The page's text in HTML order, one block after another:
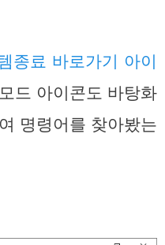
종료 바로가기 아이
드 아이콘도 바탕화
명령어를 찾아봤는